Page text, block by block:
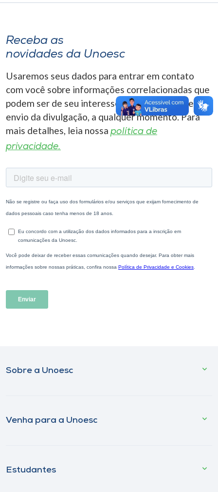
A+
Receba as
novidades da Unoesc
Usaremos seus dados para entrar em contato
com você sobre informações correlacionadas que
podem ser de seu interesse. Você pode cancelar o
envio da divulgação, a qualquer momento. Para
mais detalhes, leia nossa política de
privacidade.
Sobre a Unoesc
Venha para a Unoesc
Estudantes